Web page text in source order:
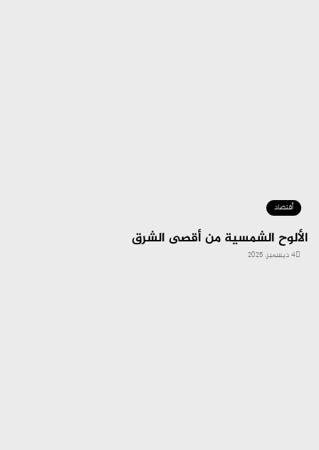
أقتصاد
الألوح الشمسية من أقصى الشرق
4 ديسمبر، 2025